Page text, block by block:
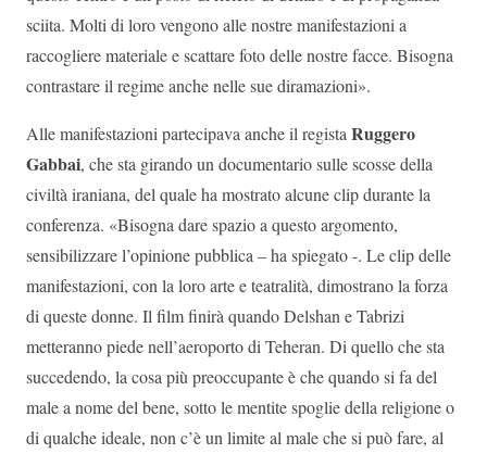
sciita. Molti di loro vengono alle nostre manifestazioni a
raccogliere materiale e scattare foto delle nostre facce. Bisogna
contrastare il regime anche nelle sue diramazioni».
Alle manifestazioni partecipava anche il regista Ruggero
Gabbai, che sta girando un documentario sulle scosse della
civiltà iraniana, del quale ha mostrato alcune clip durante la
conferenza. «Bisogna dare spazio a questo argomento,
sensibilizzare l’opinione pubblica – ha spiegato -. Le clip delle
manifestazioni, con la loro arte e teatralità, dimostrano la forza
di queste donne. Il film finirà quando Delshan e Tabrizi
metteranno piede nell’aeroporto di Teheran. Di quello che sta
succedendo, la cosa più preoccupante è che quando si fa del
male a nome del bene, sotto le mentite spoglie della religione o
di qualche ideale, non c’è un limite al male che si può fare, al